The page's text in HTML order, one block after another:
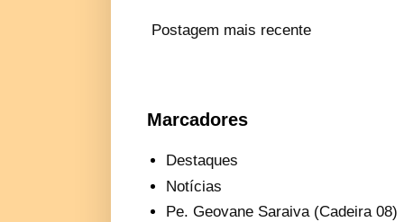
Postagem mais recente
Marcadores
Destaques
Notícias
Pe. Geovane Saraiva (Cadeira 08)